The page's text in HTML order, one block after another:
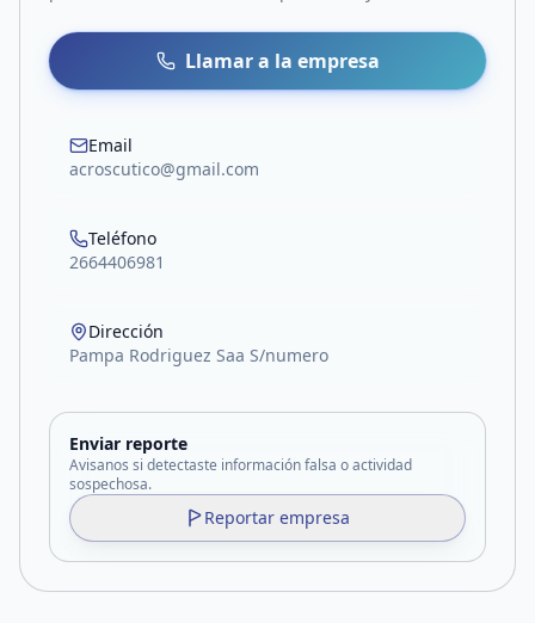
Llamar a la empresa
Email
acroscutico@gmail.com
Teléfono
2664406981
Dirección
Pampa Rodriguez Saa S/numero
Enviar reporte
Avisanos si detectaste información falsa o actividad
sospechosa.
Reportar empresa